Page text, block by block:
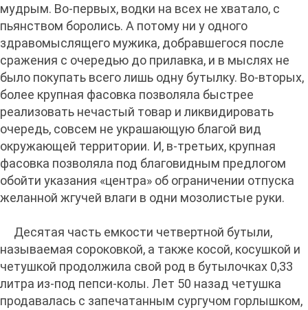
мудрым. Во-первых, водки на всех не хватало, с
пьянством боролись. А потому ни у одного
здравомыслящего мужика, добравшегося после
сражения с очередью до прилавка, и в мыслях не
было покупать всего лишь одну бутылку. Во-вторых,
более крупная фасовка позволяла быстрее
реализовать нечастый товар и ликвидировать
очередь, совсем не украшающую благой вид
окружающей территории. И, в-третьих, крупная
фасовка позволяла под благовидным предлогом
обойти указания «центра» об ограничении отпуска
желанной жгучей влаги в одни мозолистые руки.
Десятая часть емкости четвертной бутыли,
называемая сороковкой, а также косой, косушкой и
четушкой продолжила свой род в бутылочках 0,33
литра из-под пепси-колы. Лет 50 назад четушка
продавалась с запечатанным сургучом горлышком,